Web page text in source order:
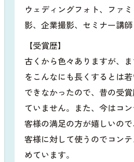
ウェディングフォト、ファ
影、企業撮影、セミナー講
【受賞歴】
古くから色々ありますが、
をこんなにも長くするとは
できなかったので、昔の受
ていません。また、今はコ
客様の満足の方が嬉しいの
客様に対して使うのでコン
めています。